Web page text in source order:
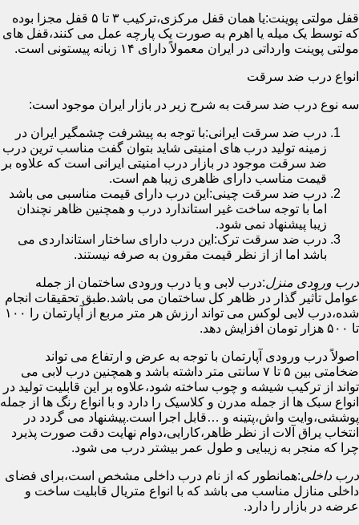
قفل مولتی پوینت:یا همان قفل مرکزی،ترکیب ۳ تا ۵ قفل مجزا بوده
که توسط یک میله یا اهرم به صورت یک پارچه عمل می کنند،قفل های
مولتی پوینت وارداتی در ایران معمولاً دارای ۱۴ زبانه پیستونی است.
انواع درب ضد سرقت
سه نوع درب ضد سرقت به شرح زیر در بازار ایران موجود است:
درب ضد سرقت ایرانی:با توجه به پیشرفت چشمگیر ایران در
زمینه تولید درب های امنیتی شاید بتوان گفت مناسب ترین درب
ضد سرقت موجود در بازار درب امنیتی ایرانی است که علاوه بر
قیمت مناسب دارای ظاهری زیبا هم است.
درب ضد سرقت چینی:این درب دارای قیمت مناسبی می باشد
اما با توجه ساخت غیر استاندارد درب و همچنین ظاهر نچندان
زیبا پیشنهاد نمی شود.
درب ضد سرقت ترک:این درب دارای ساختار استانداردی می
باشد اما از از نظر قیمت مقرون به صرفه نیستند.
درب ورودی منزل:درب لابی و یا درب ورودی ساختمان از جمله
عوامل تأثیر گذار در ظاهر کل ساختمان می باشد.طبق تحقیقات انجام
شده،درب لابی لوکس می تواند ارزش هر متر مربع از آپارتمان را ۱۰۰
تا ۵۰۰ هزار تومان افزایش دهد.
اصولاً درب ورودی آپارتمان با توجه به عرض و ارتفاع می تواند
ضخامتی بین ۵ تا ۷ سانتی متر داشته باشد و همچنین درب لابی می
تواند از ترکیب شیشه و چوب ساخته شود،علاوه بر این قابلیت تولید در
انواع سبک ها از جمله مدرن و کلاسیک را دارد و با انواع رنگ ها از جمله
پوششی،وایت واش،پتینه و …قابل اجرا است.پیشنهاد می گردد در
انتخاب یراق آلات از نظر ظاهر،کارایی،دوام نهایت دقت صورت پذیرد
چرا که منجر به زیبایی و طول عمر بیشتر درب می شود.
درب داخلی:همانطور که از نام درب داخلی مشخص است،برای فضای
داخلی منازل مناسب می باشد که با انواع متریال قابلیت ساخت و
عرضه در بازار را دارد.